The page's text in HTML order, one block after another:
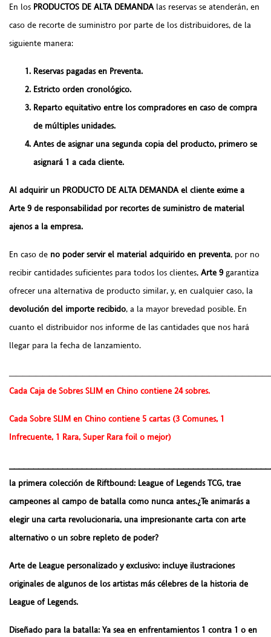
En los PRODUCTOS DE ALTA DEMANDAlas reservas se atenderán, en
caso de recorte de suministro por parte de los distribuidores, de la
siguiente manera:
Reservas pagadas en Preventa.
Estricto orden cronológico.
Reparto equitativo entre los compradores en caso de compra
de múltiples unidades.
Antes de asignar una segunda copia del producto, primero se
asignará 1 a cada cliente.
Al adquirir un PRODUCTO DE ALTA DEMANDA el cliente exime a
Arte 9 de responsabilidad por recortes de suministro de material
ajenos a la empresa.
En caso de no poder servir el material adquirido en preventa, por no
recibir cantidades suficientes para todos los clientes, Arte 9garantiza
ofrecer una alternativa de producto similar, y, en cualquier caso, la
devolución del importe recibido, a la mayor brevedad posible. En
cuanto el distribuidor nos informe de las cantidades que nos hará
llegar para la fecha de lanzamiento.
Cada Caja de Sobres SLIM en Chino contiene 24 sobres.
Cada Sobre SLIM en Chino contiene 5 cartas (3 Comunes, 1
Infrecuente, 1 Rara, Super Rara foil o mejor)
la primera colección de Riftbound: League of Legends TCG, trae
campeones al campo de batalla como nunca antes.¿Te animarás a
elegir una carta revolucionaria, una impresionante carta con arte
alternativo o un sobre repleto de poder?
Arte de League personalizado y exclusivo: incluye ilustraciones
originales de algunos de los artistas más célebres de la historia de
League of Legends.
Diseñado para la batalla: Ya sea en enfrentamientos 1 contra 1 o en